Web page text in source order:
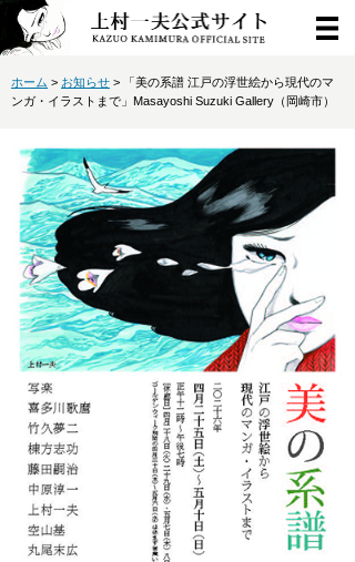
ホーム > お知らせ > 「美の系譜 江戸の浮世絵から現代のマ
ンガ・イラストまで」Masayoshi Suzuki Gallery（岡崎市）